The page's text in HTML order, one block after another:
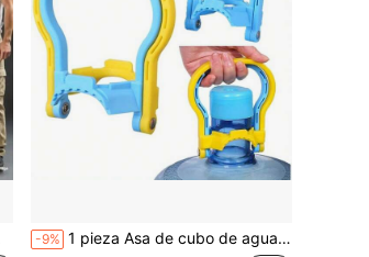
-9% 1 pieza Asa de cubo de agua de 5 galones de alta resistencia, agarre ergonómico y cómodo, soporte antideslizante, con bloqueo de , conveniente para transportar agua, adecuado para uso en el hogar, oficina y exteriores